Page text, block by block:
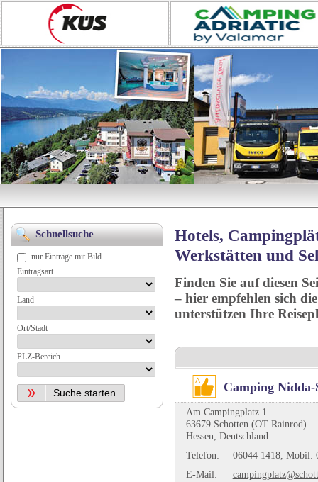
Hotels,
Werkstätten und
Finden Sie auf diesen
– hier empfehlen sich
unterstützen Ihre
Camping Nidda-
Am Campingplatz 1
63679 Schotten (OT Rainrod)
Hessen, Deutschland
Telefon:
06044 1418, Mobil:
E-Mail:
Schnellsuche
nur Einträge mit Bild
Eintragsart
Land
Ort/Stadt
PLZ-Bereich